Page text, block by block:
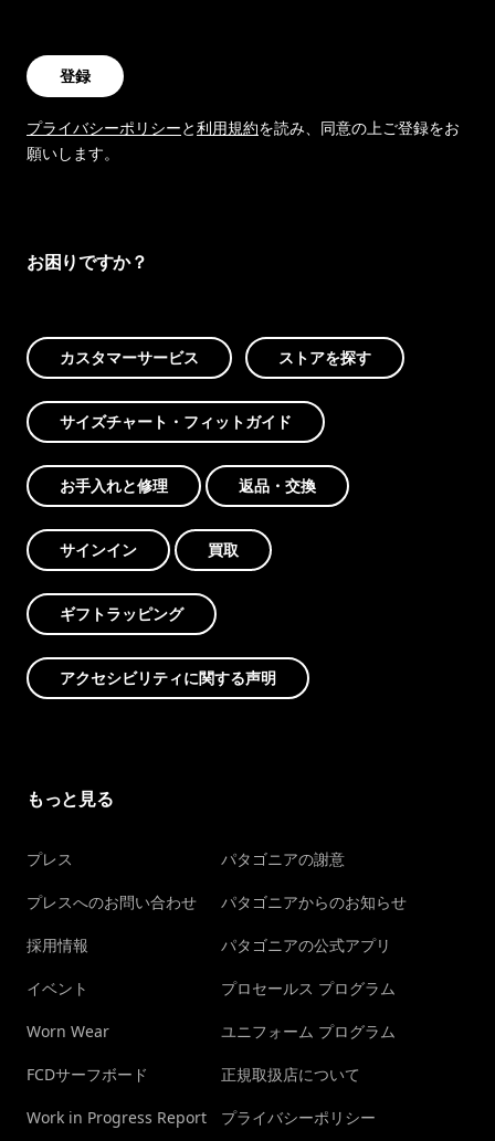
登録
プライバシーポリシーと利用規約を読み、同意の上ご登録をお
願いします。
お困りですか？
カスタマーサービス ストアを探す
サイズチャート・フィットガイド
お手入れと修理 返品・交換
サインイン 買取
ギフトラッピング
アクセシビリティに関する声明
もっと見る
プレス
プレスへのお問い合わせ
採用情報
イベント
Worn Wear
FCDサーフボード
Work in Progress Report
パタゴニアの謝意
パタゴニアからのお知らせ
パタゴニアの公式アプリ
プロセールス プログラム
ユニフォーム プログラム
正規取扱店について
プライバシーポリシー